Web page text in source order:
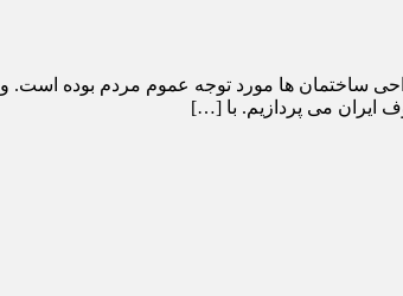
ساختمان ها مورد توجه عموم مردم بوده است. و
ایران می پردازیم. با […]